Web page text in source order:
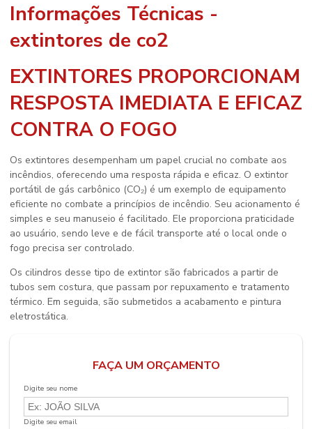
Informações Técnicas -
extintores de co2
EXTINTORES PROPORCIONAM
RESPOSTA IMEDIATA E EFICAZ
CONTRA O FOGO
Os extintores desempenham um papel crucial no combate aos
incêndios, oferecendo uma resposta rápida e eficaz. O extintor
portátil de gás carbônico (CO₂) é um exemplo de equipamento
eficiente no combate a princípios de incêndio. Seu acionamento é
simples e seu manuseio é facilitado. Ele proporciona praticidade
ao usuário, sendo leve e de fácil transporte até o local onde o
fogo precisa ser controlado.
Os cilindros desse tipo de extintor são fabricados a partir de
tubos sem costura, que passam por repuxamento e tratamento
térmico. Em seguida, são submetidos a acabamento e pintura
eletrostática.
FAÇA UM ORÇAMENTO
Digite seu nome
Digite seu email